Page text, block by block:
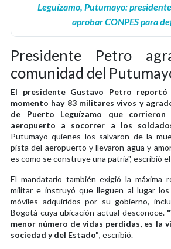
Leguízamo, Putumayo:
aprobar CONPES para
Presidente Petro
comunidad del
El presidente Gustavo Petro
momento hay 83 militares vivos y
de Puerto Leguízamo que
aeropuerto a socorrer a los
Putumayo quienes los salvaron de la
pista del aeropuerto y llevaron agua y
es como se construye una patria", escribió
El mandatario también exigió la máxima
militar e instruyó que lleguen al lugar
móviles adquiridos por su gobierno,
Bogotá cuya ubicación actual desconoce.
menor número de vidas perdidas, es la
sociedad y del Estado", escribió.